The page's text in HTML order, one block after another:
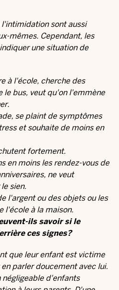
sont aussi
mêmes. Cependant, les
une situation de
à l'école, cherche des
le bus, veut qu'on l'emmène
se plaint de symptômes
et souhaite de moins en
fortement.
en moins les rendez-vous de
ne veut
sien.
l'argent ou des objets ou les
l'école à la maison.
ils savoir si le
ces signes?
que leur enfant est victime
parler doucement avec lui.
négligeable d'enfants